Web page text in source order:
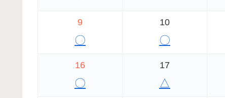
9
〇
10
〇
16
〇
17
△